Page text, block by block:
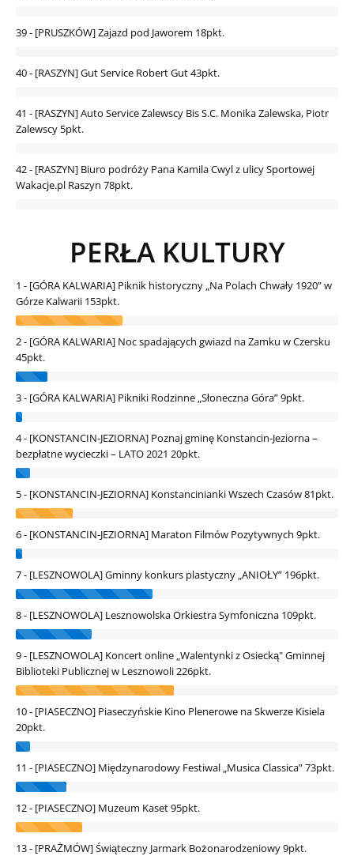
39 - [PRUSZKÓW] Zajazd pod Jaworem 18pkt.
40 - [RASZYN] Gut Service Robert Gut43pkt.
41 - [RASZYN] Auto Service Zalewscy Bis S.C. Monika Zalewska, Piotr
Zalewscy 5pkt.
42 - [RASZYN] Biuro podróży Pana Kamila Cwyl z ulicy Sportowej
Wakacje.pl Raszyn 78pkt.
PERŁA KULTURY
1 - [GÓRA KALWARIA] Piknik historyczny „Na Polach Chwały 1920” w
Górze Kalwarii 153pkt.
2 - [GÓRA KALWARIA] Noc spadających gwiazd na Zamku w Czersku
45pkt.
3 - [GÓRA KALWARIA] Pikniki Rodzinne „Słoneczna Góra”9pkt.
4 - [KONSTANCIN-JEZIORNA] Poznaj gminę Konstancin-Jeziorna –
bezpłatne wycieczki – LATO 2021 20pkt.
5 - [KONSTANCIN-JEZIORNA] Konstancinianki Wszech Czasów81pkt.
6 - [KONSTANCIN-JEZIORNA] Maraton Filmów Pozytywnych 9pkt.
7 - [LESZNOWOLA] Gminny konkurs plastyczny „ANIOŁY” 196pkt.
8 - [LESZNOWOLA] Lesznowolska Orkiestra Symfoniczna 109pkt.
9 - [LESZNOWOLA] Koncert online „Walentynki z Osiecką" Gminnej
Biblioteki Publicznej w Lesznowoli226pkt.
10 - [PIASECZNO] Piaseczyńskie Kino Plenerowe na Skwerze Kisiela
20pkt.
11 - [PIASECZNO] Międzynarodowy Festiwal „Musica Classica”73pkt.
12 - [PIASECZNO] Muzeum Kaset95pkt.
13 - [PRAŻMÓW] Świąteczny Jarmark Bożonarodzeniowy9pkt.